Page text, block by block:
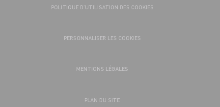
POLITIQUE D’UTILISATION DES COOKIES
PERSONNALISER LES COOKIES
MENTIONS LÉGALES
PLAN DU SITE